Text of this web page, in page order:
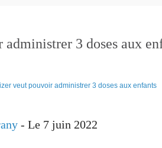
3 doses aux
- Le 7 juin 2022